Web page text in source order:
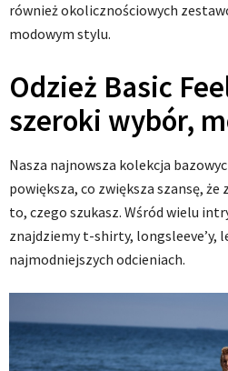
również okolicznościowych
modowym stylu.
Odzież Basic
szeroki wybór,
Nasza najnowsza kolekcja
powiększa, co zwiększa szansę, że
to, czego szukasz. Wśród wielu
znajdziemy t-shirty, longsleeve’y,
najmodniejszych odcieniach.